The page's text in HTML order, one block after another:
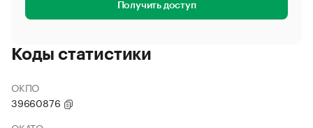
Получить доступ
Коды статистики
ОКПО
39660876